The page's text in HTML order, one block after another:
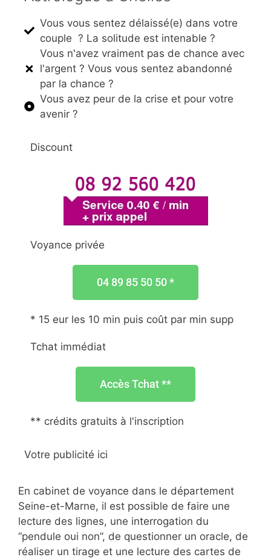
Vous vous sentez délaissé(e) dans votre
couple ? La solitude est intenable ?
Vous n'avez vraiment pas de chance avec
l'argent ? Vous vous sentez abandonné
par la chance ?
Vous avez peur de la crise et pour votre
avenir ?
Discount
Voyance privée
04 89 85 50 50 *
* 15 eur les 10 min puis coût par min supp
Tchat immédiat
Accès Tchat **
** crédits gratuits à l'inscription
Votre publicité ici
En cabinet de voyance dans le département
Seine-et-Marne, il est possible de faire une
lecture des lignes, une interrogation du
“pendule oui non”, de questionner un oracle, de
réaliser un tirage et une lecture des cartes de